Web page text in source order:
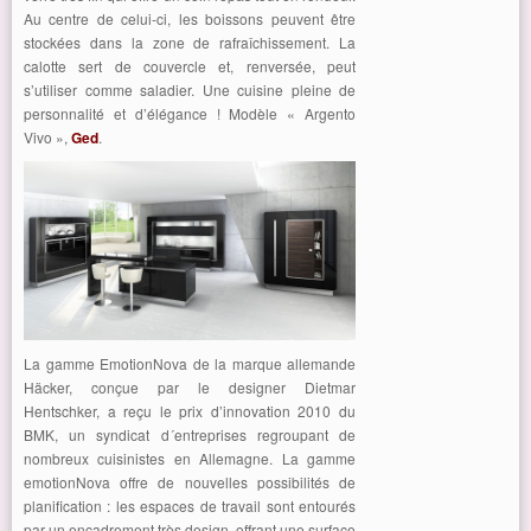
Au centre de celui-ci, les boissons peuvent être
stockées dans la zone de rafraîchissement. La
calotte sert de couvercle et, renversée, peut
s’utiliser comme saladier. Une cuisine pleine de
personnalité et d’élégance ! Modèle « Argento
Vivo », Ged.
La gamme EmotionNova de la marque allemande
Häcker, conçue par le designer Dietmar
Hentschker, a reçu le prix d’innovation 2010 du
BMK, un syndicat d´entreprises regroupant de
nombreux cuisinistes en Allemagne. La gamme
emotionNova offre de nouvelles possibilités de
planification : les espaces de travail sont entourés